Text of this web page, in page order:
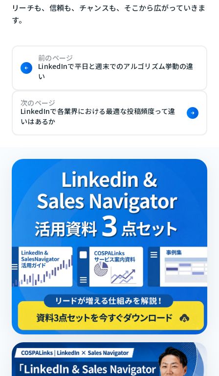
リーチも、信頼も、チャンスも、そこから広がっていきま
す。
前のページ
LinkedInで平日と週末でのアルゴリズム挙動の違
い
次のページ
LinkedInで各業界における最適な投稿頻度って違
いはあるか